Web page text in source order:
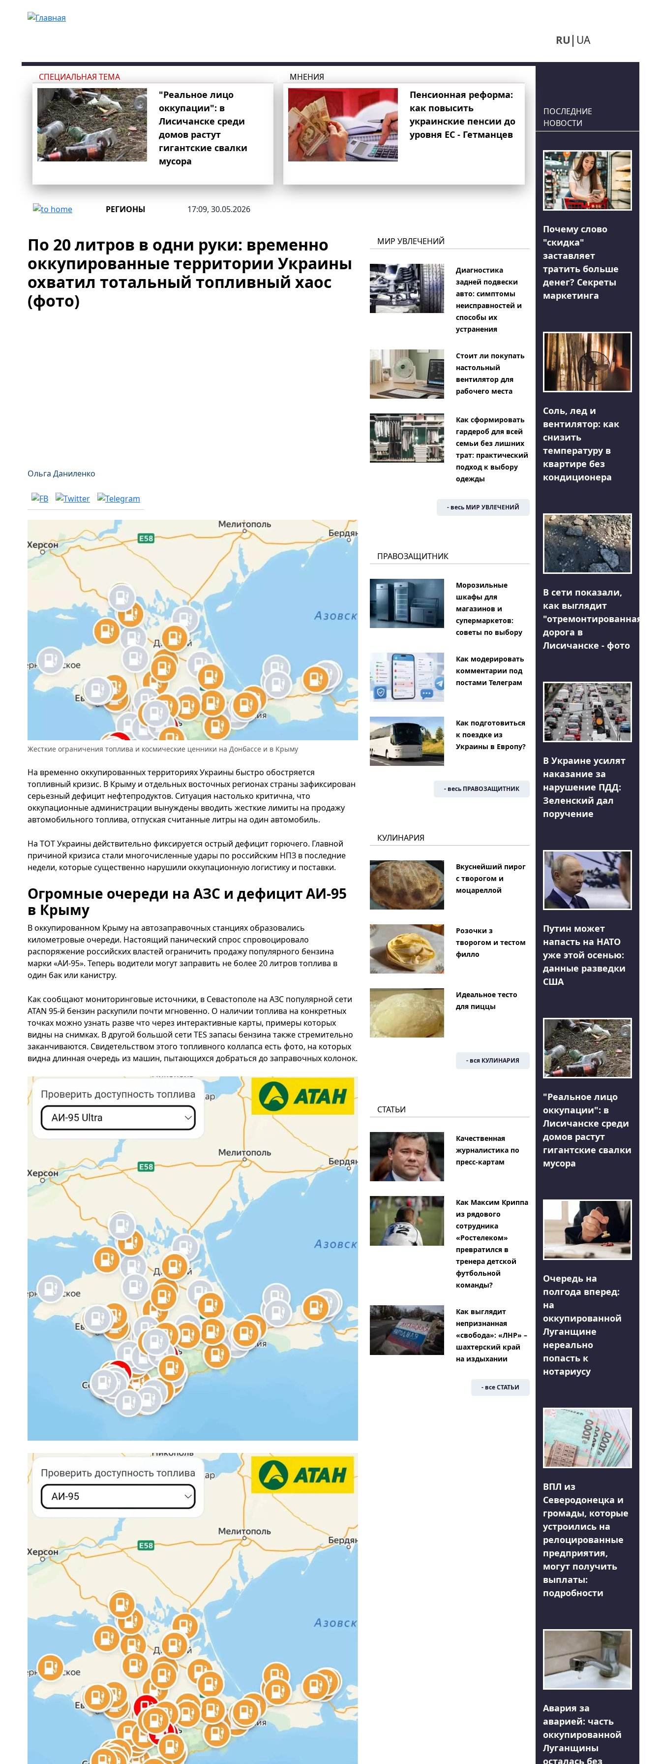
RU UA
СПЕЦИАЛЬНАЯ ТЕМА
"Реальное лицо
оккупации": в
Лисичанске среди
домов растут
гигантские свалки
мусора
МНЕНИЯ
Пенсионная реформа:
как повысить
украинские пенсии до
уровня ЕС - Гетманцев
РЕГИОНЫ 17:09, 30.05.2026
По 20 литров в одни руки: временно
оккупированные территории Украины
охватил тотальный топливный хаос
(фото)
Ольга Даниленко
Жесткие ограничения топлива и космические ценники на Донбассе и в Крыму
На временно оккупированных территориях Украины быстро обостряется
топливный кризис. В Крыму и отдельных восточных регионах страны зафиксирован
серьезный дефицит нефтепродуктов. Ситуация настолько критична, что
оккупационные администрации вынуждены вводить жесткие лимиты на продажу
автомобильного топлива, отпуская считанные литры на один автомобиль.
На ТОТ Украины действительно фиксируется острый дефицит горючего. Главной
причиной кризиса стали многочисленные удары по российским НПЗ в последние
недели, которые существенно нарушили оккупационную логистику и поставки.
Огромные очереди на АЗС и дефицит АИ-95
в Крыму
В оккупированном Крыму на автозаправочных станциях образовались
километровые очереди. Настоящий панический спрос спровоцировало
распоряжение российских властей ограничить продажу популярного бензина
марки «АИ-95». Теперь водители могут заправить не более 20 литров топлива в
один бак или канистру.
Как сообщают мониторинговые источники, в Севастополе на АЗС популярной сети
ATAN 95-й бензин раскупили почти мгновенно. О наличии топлива на конкретных
точках можно узнать разве что через интерактивные карты, примеры которых
видны на снимках. В другой большой сети TES запасы бензина также стремительно
заканчиваются. Свидетельством этого топливного коллапса есть фото, на которых
видна длинная очередь из машин, пытающихся добраться до заправочных колонок.
МИР УВЛЕЧЕНИЙ
Диагностика
задней подвески
авто: симптомы
неисправностей и
способы их
устранения
Стоит ли покупать
настольный
вентилятор для
рабочего места
Как сформировать
гардероб для всей
семьи без лишних
трат: практический
подход к выбору
одежды
- весь МИР УВЛЕЧЕНИЙ
ПРАВОЗАЩИТНИК
Морозильные
шкафы для
магазинов и
супермаркетов:
советы по выбору
Как модерировать
комментарии под
постами Телеграм
Как подготовиться
к поездке из
Украины в Европу?
- весь ПРАВОЗАЩИТНИК
КУЛИНАРИЯ
Вкуснейший пирог
с творогом и
моцареллой
Розочки з
творогом и тестом
филло
Идеальное тесто
для пиццы
- вся КУЛИНАРИЯ
СТАТЬИ
Качественная
журналистика по
пресс-картам
Как Максим Криппа
из рядового
сотрудника
«Ростелеком»
превратился в
тренера детской
футбольной
команды?
Как выглядит
непризнанная
«свобода»: «ЛНР» –
шахтерский край
на издыхании
- все СТАТЬИ
ПОСЛЕДНИЕ
НОВОСТИ
Почему слово
"скидка"
заставляет
тратить больше
денег? Секреты
маркетинга
Соль, лед и
вентилятор: как
снизить
температуру в
квартире без
кондиционера
В сети показали,
как выглядит
"отремонтированная"
дорога в
Лисичанске - фото
В Украине усилят
наказание за
нарушение ПДД:
Зеленский дал
поручение
Путин может
напасть на НАТО
уже этой осенью:
данные разведки
США
"Реальное лицо
оккупации": в
Лисичанске среди
домов растут
гигантские свалки
мусора
Очередь на
полгода вперед:
на
оккупированной
Луганщине
нереально
попасть к
нотариусу
ВПЛ из
Северодонецка и
громады, которые
устроились на
релоцированные
предприятия,
могут получить
выплаты:
подробности
Авария за
аварией: часть
оккупированной
Луганщины
осталась без